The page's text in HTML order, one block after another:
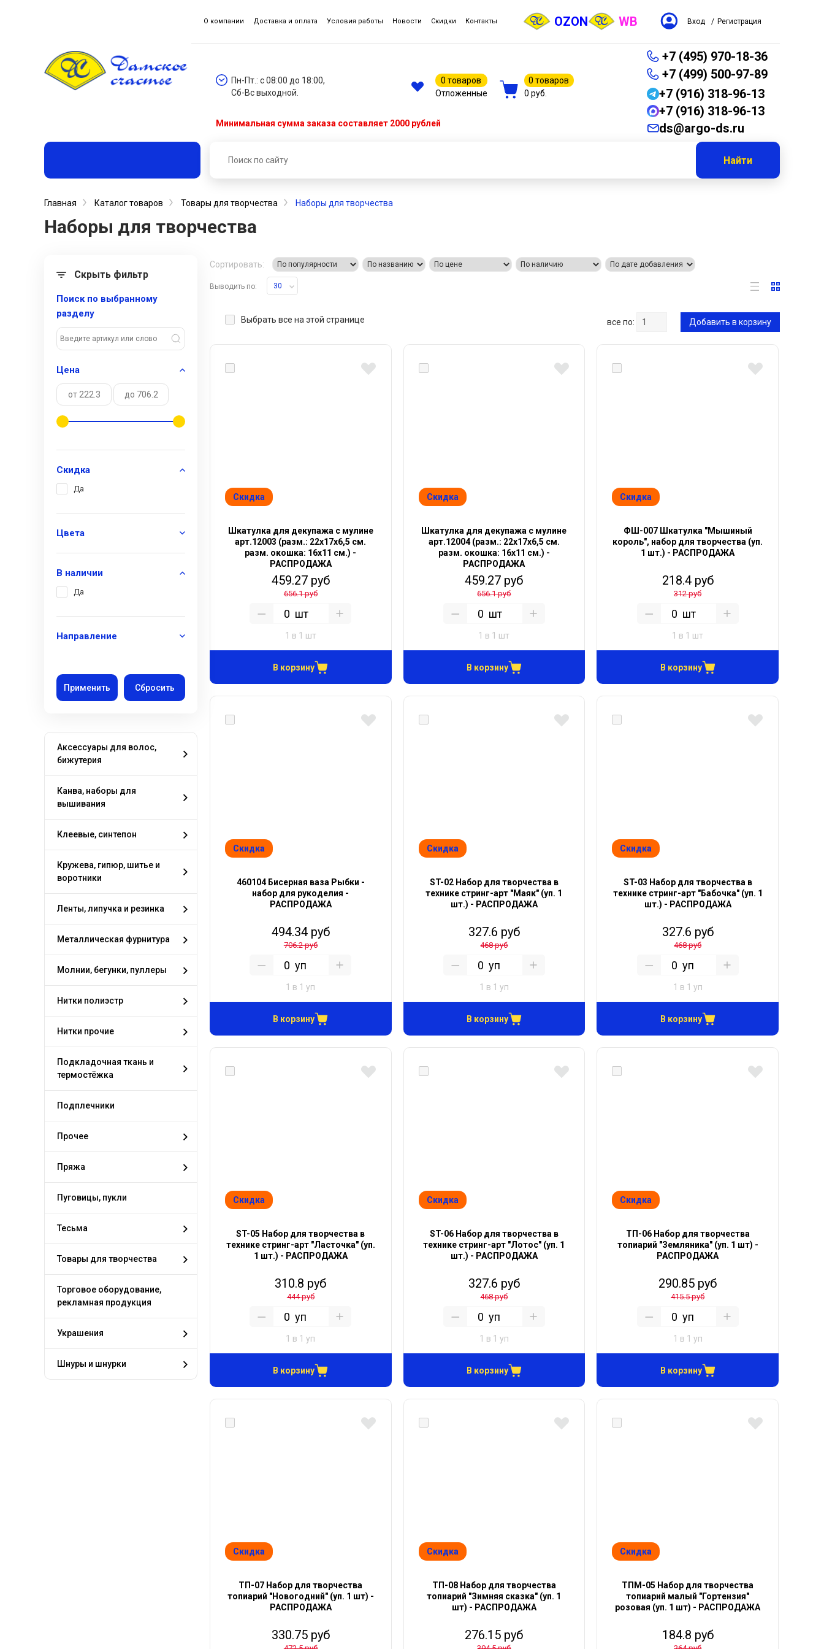
О компании Доставка и оплата Условия работы Новости Скидки Контакты OZON WB Вход / Регистрация
Пн-Пт.: с 08:00 до 18:00,
Сб-Вс выходной.
0 товаров
Отложенные
0 товаров
0 руб.
+7 (495) 970-18-36
+7 (499) 500-97-89
+7 (916) 318-96-13
+7 (916) 318-96-13
ds@argo-ds.ru
Минимальная сумма заказа составляет 2000 рублей
Найти
Главная Каталог товаров Товары для творчества Наборы для творчества
Наборы для творчества
Скрыть фильтр
Поиск по выбранному
разделу
Цена
Скидка
Да
Цвета
В наличии
Да
Направление
Аксессуары для волос,
бижутерия
Канва, наборы для
вышивания
Клеевые, синтепон
Кружева, гипюр, шитье и
воротники
Ленты, липучка и резинка
Металлическая фурнитура
Молнии, бегунки, пуллеры
Нитки полиэстр
Нитки прочие
Подкладочная ткань и
термостёжка
Подплечники
Прочее
Пряжа
Пуговицы, пукли
Тесьма
Товары для творчества
Торговое оборудование,
рекламная продукция
Украшения
Шнуры и шнурки
Сортировать:
Выводить по: 30
Выбрать все на этой странице все по: Добавить в корзину
Скидка
Шкатулка для декупажа с мулине
арт.12003 (разм.: 22х17х6,5 см.
разм. окошка: 16х11 см.) -
РАСПРОДАЖА
459.27 руб
656.1 руб
шт
1 в 1 шт
В корзину
Скидка
Шкатулка для декупажа с мулине
арт.12004 (разм.: 22х17х6,5 см.
разм. окошка: 16х11 см.) -
РАСПРОДАЖА
459.27 руб
656.1 руб
шт
1 в 1 шт
В корзину
Скидка
ФШ-007 Шкатулка "Мышиный
король", набор для творчества (уп.
1 шт.) - РАСПРОДАЖА
218.4 руб
312 руб
шт
1 в 1 шт
В корзину
Скидка
460104 Бисерная ваза Рыбки -
набор для рукоделия -
РАСПРОДАЖА
494.34 руб
706.2 руб
уп
1 в 1 уп
В корзину
Скидка
ST-02 Набор для творчества в
технике стринг-арт "Маяк" (уп. 1
шт.) - РАСПРОДАЖА
327.6 руб
468 руб
уп
1 в 1 уп
В корзину
Скидка
ST-03 Набор для творчества в
технике стринг-арт "Бабочка" (уп. 1
шт.) - РАСПРОДАЖА
327.6 руб
468 руб
уп
1 в 1 уп
В корзину
Скидка
ST-05 Набор для творчества в
технике стринг-арт "Ласточка" (уп.
1 шт.) - РАСПРОДАЖА
310.8 руб
444 руб
уп
1 в 1 уп
В корзину
Скидка
ST-06 Набор для творчества в
технике стринг-арт "Лотос" (уп. 1
шт.) - РАСПРОДАЖА
327.6 руб
468 руб
уп
1 в 1 уп
В корзину
Скидка
ТП-06 Набор для творчества
топиарий "Земляника" (уп. 1 шт) -
РАСПРОДАЖА
290.85 руб
415.5 руб
уп
1 в 1 уп
В корзину
Скидка
ТП-07 Набор для творчества
топиарий "Новогодний" (уп. 1 шт) -
РАСПРОДАЖА
330.75 руб
Скидка
ТП-08 Набор для творчества
топиарий "Зимняя сказка" (уп. 1
шт) - РАСПРОДАЖА
276.15 руб
Скидка
ТПМ-05 Набор для творчества
топиарий малый "Гортензия"
розовая (уп. 1 шт) - РАСПРОДАЖА
184.8 руб